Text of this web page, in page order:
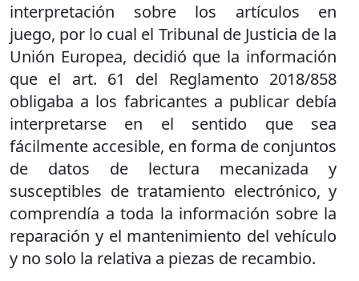
interpretación sobre los artículos en
juego, por lo cual el Tribunal de Justicia de la
Unión Europea, decidió que la información
que el art. 61 del Reglamento 2018/858
obligaba a los fabricantes a publicar debía
interpretarse en el sentido que sea
fácilmente accesible, en forma de conjuntos
de datos de lectura mecanizada y
susceptibles de tratamiento electrónico, y
comprendía a toda la información sobre la
reparación y el mantenimiento del vehículo
y no solo la relativa a piezas de recambio.